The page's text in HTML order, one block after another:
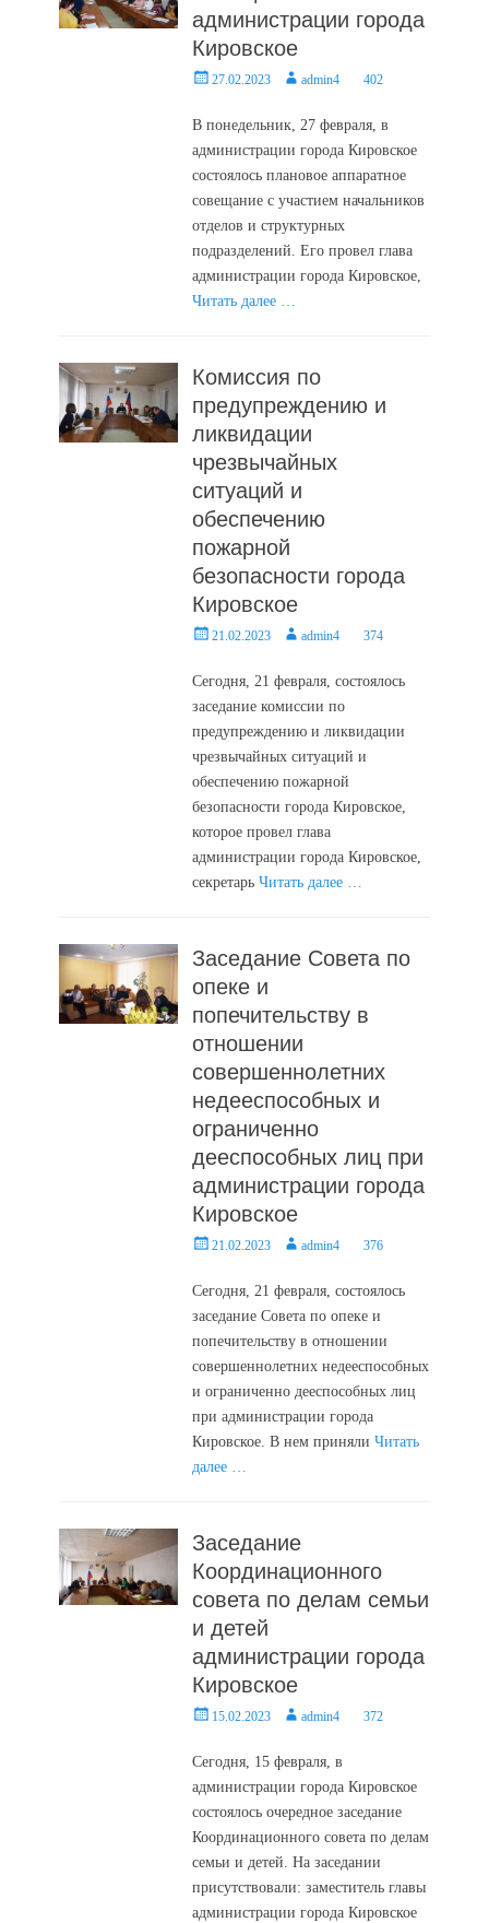
администрации города
Кировское
Posted27.02.2023 Authoradmin4 402
В понедельник, 27 февраля, в
администрации города Кировское
состоялось плановое аппаратное
совещание с участием начальников
отделов и структурных
подразделений. Его провел глава
администрации города Кировское,
Читать далее …
Комиссия по
предупреждению и
ликвидации
чрезвычайных
ситуаций и
обеспечению
пожарной
безопасности города
Кировское
Posted21.02.2023 Authoradmin4 374
Сегодня, 21 февраля, состоялось
заседание комиссии по
предупреждению и ликвидации
чрезвычайных ситуаций и
обеспечению пожарной
безопасности города Кировское,
которое провел глава
администрации города Кировское,
секретарьЧитать далее …
Заседание Совета по
опеке и
попечительству в
отношении
совершеннолетних
недееспособных и
ограниченно
дееспособных лиц при
администрации города
Кировское
Posted21.02.2023 Authoradmin4 376
Сегодня, 21 февраля, состоялось
заседание Совета по опеке и
попечительству в отношении
совершеннолетних недееспособных
и ограниченно дееспособных лиц
при администрации города
Кировское. В нем принялиЧитать
далее …
Заседание
Координационного
совета по делам семьи
и детей
администрации города
Кировское
Posted15.02.2023 Authoradmin4 372
Сегодня, 15 февраля, в
администрации города Кировское
состоялось очередное заседание
Координационного совета по делам
семьи и детей. На заседании
присутствовали: заместитель главы
администрации города Кировское